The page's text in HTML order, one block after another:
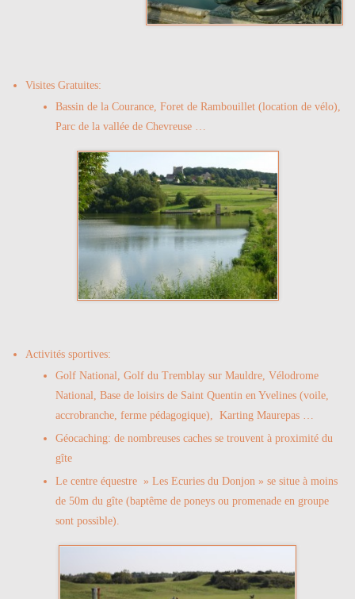
Visites Gratuites:
Bassin de la Courance, Foret de Rambouillet (location de vélo),
Parc de la vallée de Chevreuse …
Activités sportives:
Golf National, Golf du Tremblay sur Mauldre, Vélodrome
National, Base de loisirs de Saint Quentin en Yvelines (voile,
accrobranche, ferme pédagogique), Karting Maurepas …
Géocaching: de nombreuses caches se trouvent à proximité du
gîte
Le centre équestre » Les Ecuries du Donjon » se situe à moins
de 50m du gîte (baptême de poneys ou promenade en groupe
sont possible).